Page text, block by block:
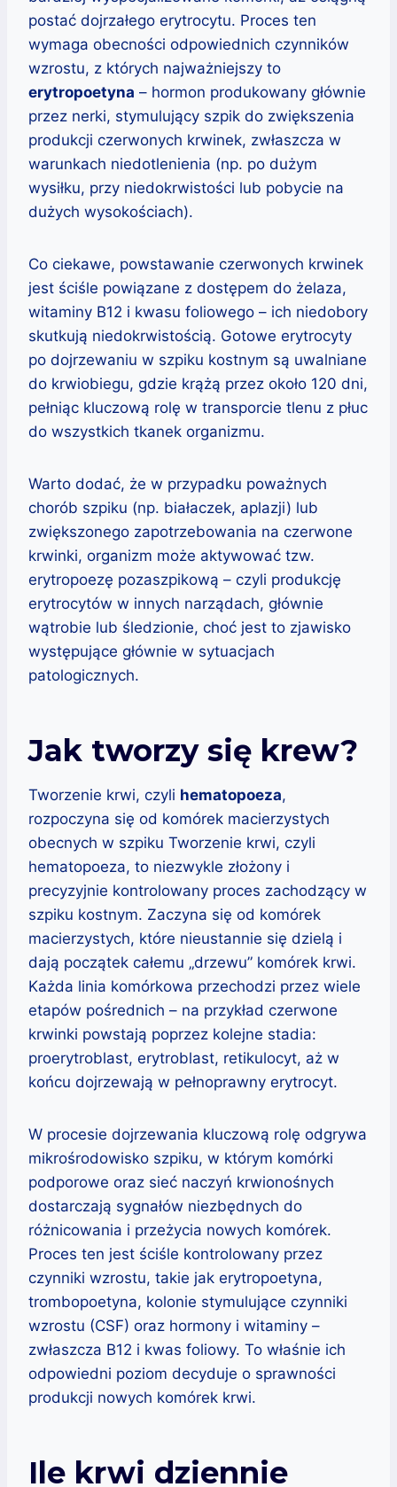
postać dojrzałego erytrocytu. Proces ten
wymaga obecności odpowiednich czynników
wzrostu, z których najważniejszy to
erytropoetyna – hormon produkowany głównie
przez nerki, stymulujący szpik do zwiększenia
produkcji czerwonych krwinek, zwłaszcza w
warunkach niedotlenienia (np. po dużym
wysiłku, przy niedokrwistości lub pobycie na
dużych wysokościach).
Co ciekawe, powstawanie czerwonych krwinek
jest ściśle powiązane z dostępem do żelaza,
witaminy B12 i kwasu foliowego – ich niedobory
skutkują niedokrwistością. Gotowe erytrocyty
po dojrzewaniu w szpiku kostnym są uwalniane
do krwiobiegu, gdzie krążą przez około 120 dni,
pełniąc kluczową rolę w transporcie tlenu z płuc
do wszystkich tkanek organizmu.
Warto dodać, że w przypadku poważnych
chorób szpiku (np. białaczek, aplazji) lub
zwiększonego zapotrzebowania na czerwone
krwinki, organizm może aktywować tzw.
erytropoezę pozaszpikową – czyli produkcję
erytrocytów w innych narządach, głównie
wątrobie lub śledzionie, choć jest to zjawisko
występujące głównie w sytuacjach
patologicznych.
Jak tworzy się krew?
Tworzenie krwi, czyli hematopoeza,
rozpoczyna się od komórek macierzystych
obecnych w szpiku Tworzenie krwi, czyli
hematopoeza, to niezwykle złożony i
precyzyjnie kontrolowany proces zachodzący w
szpiku kostnym. Zaczyna się od komórek
macierzystych, które nieustannie się dzielą i
dają początek całemu „drzewu” komórek krwi.
Każda linia komórkowa przechodzi przez wiele
etapów pośrednich – na przykład czerwone
krwinki powstają poprzez kolejne stadia:
proerytroblast, erytroblast, retikulocyt, aż w
końcu dojrzewają w pełnoprawny erytrocyt.
W procesie dojrzewania kluczową rolę odgrywa
mikrośrodowisko szpiku, w którym komórki
podporowe oraz sieć naczyń krwionośnych
dostarczają sygnałów niezbędnych do
różnicowania i przeżycia nowych komórek.
Proces ten jest ściśle kontrolowany przez
czynniki wzrostu, takie jak erytropoetyna,
trombopoetyna, kolonie stymulujące czynniki
wzrostu (CSF) oraz hormony i witaminy –
zwłaszcza B12 i kwas foliowy. To właśnie ich
odpowiedni poziom decyduje o sprawności
produkcji nowych komórek krwi.
Ile krwi dziennie